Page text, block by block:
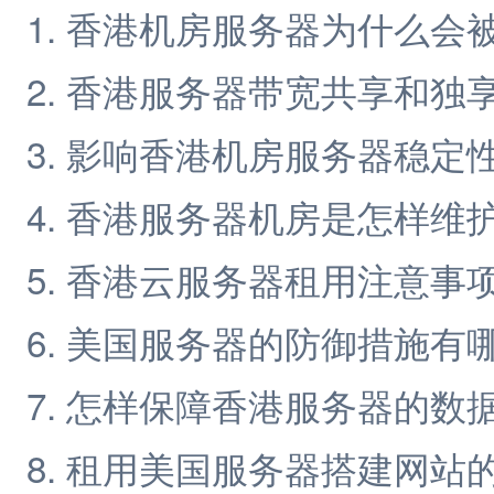
香港机房服务器为什么会
香港服务器带宽共享和独
影响香港机房服务器稳定
香港服务器机房是怎样维
香港云服务器租用注意事
美国服务器的防御措施有
怎样保障香港服务器的数
租用美国服务器搭建网站